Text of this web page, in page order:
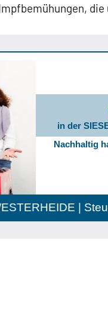
in der
Nachhaltig
|